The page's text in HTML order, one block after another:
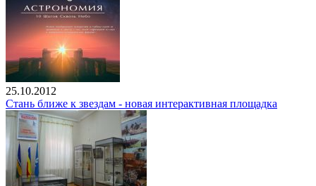
25.10.2012
Стань ближе к звездам - новая интерактивная площадка